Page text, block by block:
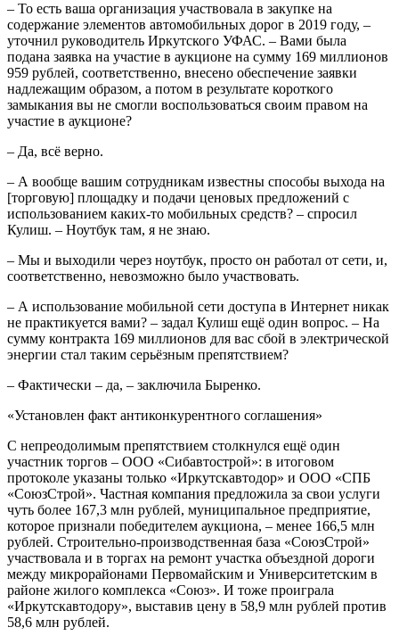
– То есть ваша организация участвовала в закупке на
содержание элементов автомобильных дорог в 2019 году, –
уточнил руководитель Иркутского УФАС. – Вами была
подана заявка на участие в аукционе на сумму 169 миллионов
959 рублей, соответственно, внесено обеспечение заявки
надлежащим образом, а потом в результате короткого
замыкания вы не смогли воспользоваться своим правом на
участие в аукционе?
– Да, всё верно.
– А вообще вашим сотрудникам известны способы выхода на
[торговую] площадку и подачи ценовых предложений с
использованием каких-то мобильных средств? – спросил
Кулиш. – Ноутбук там, я не знаю.
– Мы и выходили через ноутбук, просто он работал от сети, и,
соответственно, невозможно было участвовать.
– А использование мобильной сети доступа в Интернет никак
не практикуется вами? – задал Кулиш ещё один вопрос. – На
сумму контракта 169 миллионов для вас сбой в электрической
энергии стал таким серьёзным препятствием?
– Фактически – да, – заключила Быренко.
«Установлен факт антиконкурентного соглашения»
С непреодолимым препятствием столкнулся ещё один
участник торгов – ООО «Сибавтострой»: в итоговом
протоколе указаны только «Иркутскавтодор» и ООО «СПБ
«СоюзСтрой». Частная компания предложила за свои услуги
чуть более 167,3 млн рублей, муниципальное предприятие,
которое признали победителем аукциона, – менее 166,5 млн
рублей. Строительно-производственная база «СоюзСтрой»
участвовала и в торгах на ремонт участка объездной дороги
между микрорайонами Первомайским и Университетским в
районе жилого комплекса «Союз». И тоже проиграла
«Иркутскавтодору», выставив цену в 58,9 млн рублей против
58,6 млн рублей.